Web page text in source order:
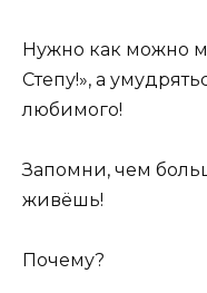
Нужно как можно
Степу!», а
любимого!
Запомни, чем
живёшь!
Почему?